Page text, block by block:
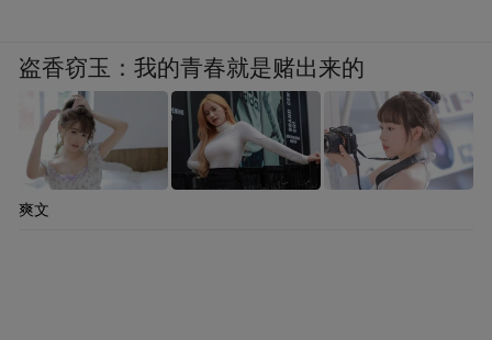
盗香窃玉：我的青春就是赌出来的
爽文